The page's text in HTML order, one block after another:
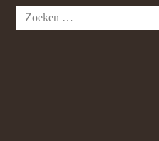
Zoeken
naar: